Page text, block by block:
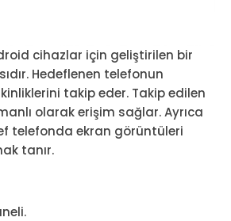
cihazlar için geliştirilen bir
Hedeflenen telefonun
takip eder. Takip edilen
olarak erişim sağlar. Ayrıca
telefonda ekran görüntüleri
tanır.